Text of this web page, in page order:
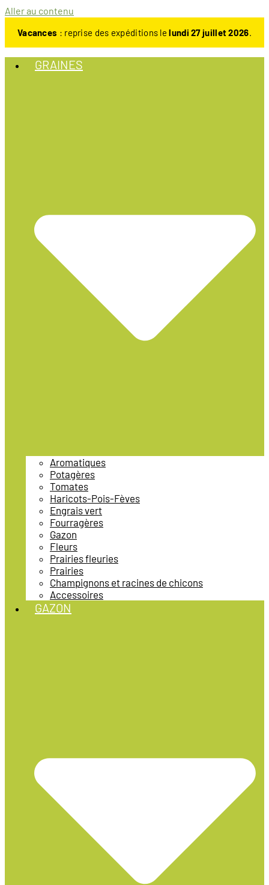
Aller au contenu
Vacances : reprise des expéditions lelundi 27 juillet 2026.
GRAINES
Aromatiques
Potagères
Tomates
Haricots-Pois-Fèves
Engrais vert
Fourragères
Gazon
Fleurs
Prairies fleuries
Prairies
Champignons et racines de chicons
Accessoires
GAZON